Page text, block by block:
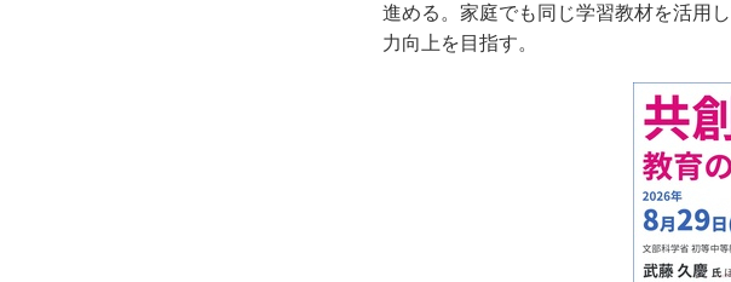
進める。家庭でも同じ学習教材を活用
力向上を目指す。